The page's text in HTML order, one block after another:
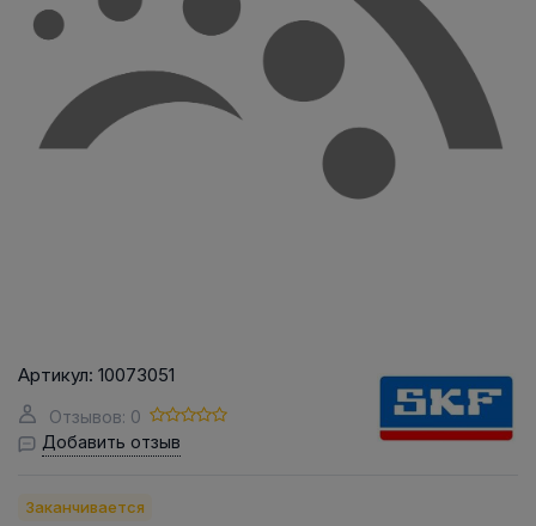
Артикул: 10073051
Отзывов: 0
Добавить отзыв
Заканчивается